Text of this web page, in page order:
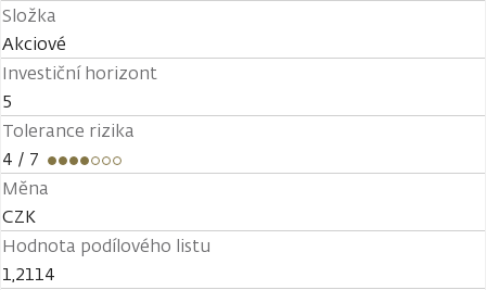
Složka
Akciové
Investiční horizont
5
Tolerance rizika
4 / 7
Měna
CZK
Hodnota podílového listu
1,2114